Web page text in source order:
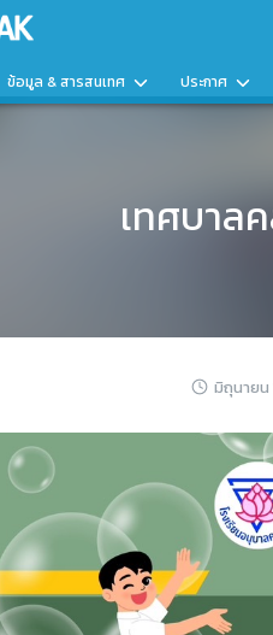
ข้อมูล & สารสนเทศ ประกาศ
เทศบาล
มิถุนายน